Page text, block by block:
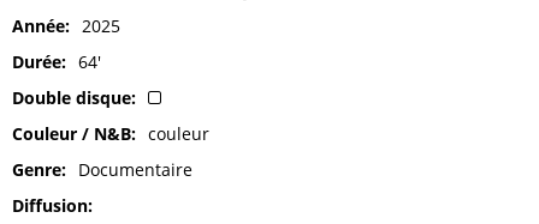
Année
2025
Durée
64'
Double disque
Couleur / N&B
couleur
Genre
Documentaire
Diffusion